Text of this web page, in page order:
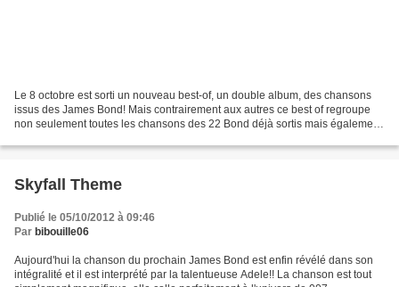
Le 8 octobre est sorti un nouveau best-of, un double album, des chansons
issus des James Bond! Mais contrairement aux autres ce best of regroupe
non seulement toutes les chansons des 22 Bond déjà sortis mais également
Skyfall Theme
Publié le 05/10/2012 à 09:46
Par bibouille06
Aujourd'hui la chanson du prochain James Bond est enfin révélé dans son
intégralité et il est interprété par la talentueuse Adele!! La chanson est tout